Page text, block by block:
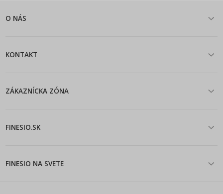
O NÁS
KONTAKT
ZÁKAZNÍCKA ZÓNA
FINESIO.SK
FINESIO NA SVETE